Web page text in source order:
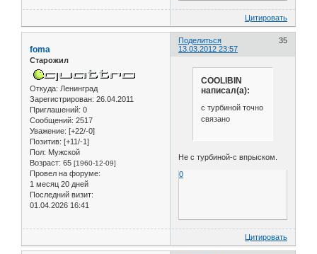
Цитировать
Поделиться
35
13.03.2012 23:57
foma
Старожил
Откуда: Ленинград
Зарегистрирован: 26.04.2011
Приглашений: 0
Сообщений: 2517
Уважение: [+22/-0]
Позитив: [+11/-1]
Пол: Мужской
Возраст: 65 [1960-12-09]
Провел на форуме:
1 месяц 20 дней
Последний визит:
01.04.2026 16:41
COOLIBIN
написал(а):
с турбиной точно
связано
Не с турбиной-с впрыском.
0
Цитировать